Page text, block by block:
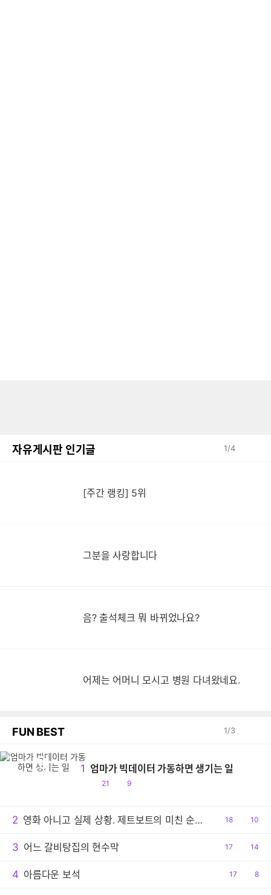
자유게시판 인기글 1/4
[주간 랭킹] 5위
그분을 사랑합니다
음? 출석체크 뭐 바뀌었나요?
어제는 어머니 모시고 병원 다녀왔네요.
FUN BEST 1/3
1 엄마가 빅데이터 가동하면 생기는 일
공
21
댓
9
엄
2 영화 아니고 실제 상황. 제트보트의 미친 순발력
공
18
댓
10
3 어느 갈비탕집의 현수막
공
17
댓
14
4 아름다운 보석
공
17
댓
8